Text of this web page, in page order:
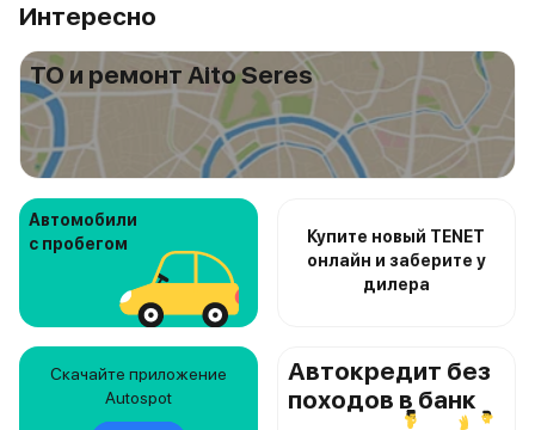
Интересно
ТО и ремонт Aito Seres
Автомобили
с пробегом
Купите новый TENET
онлайн и заберите у
дилера
Скачайте приложение
Autospot
Автокредит без
походов в банк